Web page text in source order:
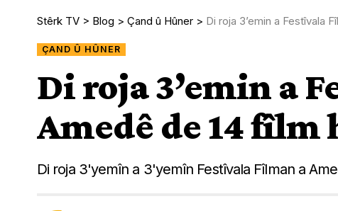
Stêrk TV > Blog > Çand û Hûner > Di roja 3’emin a Festîvala
ÇAND Û HÛNER
Di roja 3’emin a
Amedê de 14
Di roja 3'yemîn a 3'yemîn Festîvala Fîlman a